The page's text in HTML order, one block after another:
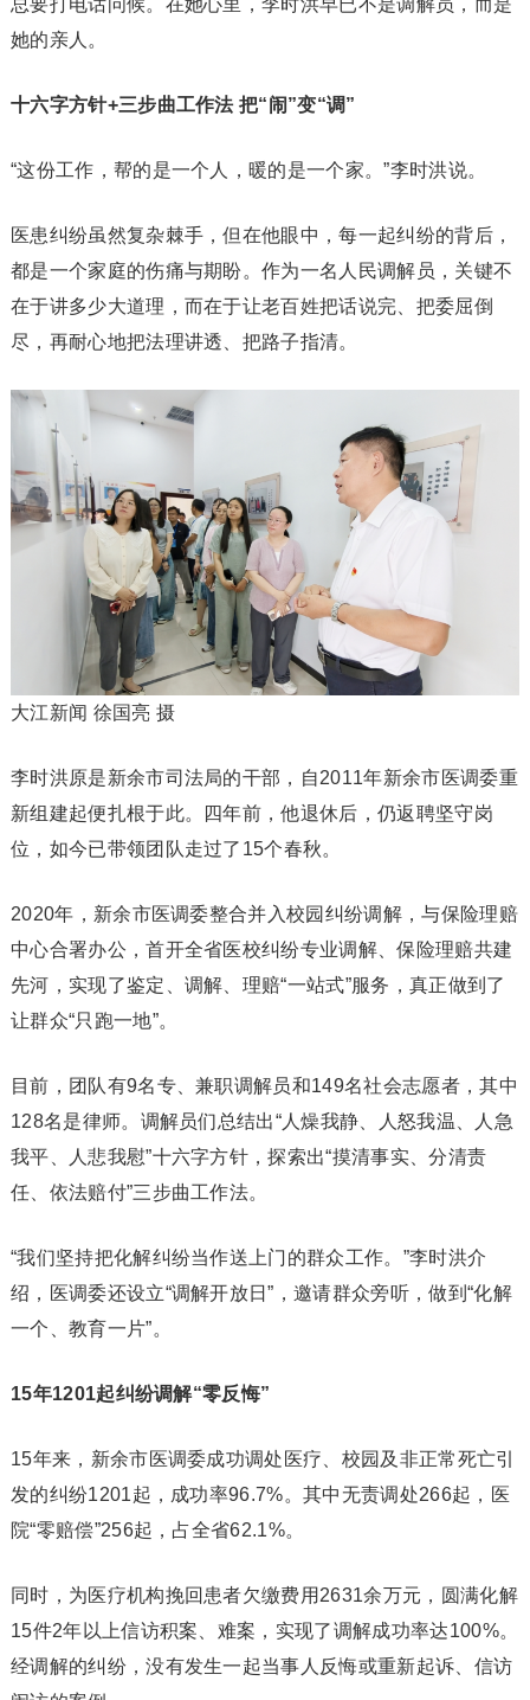
她的亲人。
十六字方针+三步曲工作法 把“闹”变“调”
“这份工作，帮的是一个人，暖的是一个家。”李时洪说。
医患纠纷虽然复杂棘手，但在他眼中，每一起纠纷的背后，
都是一个家庭的伤痛与期盼。作为一名人民调解员，关键不
在于讲多少大道理，而在于让老百姓把话说完、把委屈倒
尽，再耐心地把法理讲透、把路子指清。
大江新闻 徐国亮 摄
李时洪原是新余市司法局的干部，自2011年新余市医调委重
新组建起便扎根于此。四年前，他退休后，仍返聘坚守岗
位，如今已带领团队走过了15个春秋。
2020年，新余市医调委整合并入校园纠纷调解，与保险理赔
中心合署办公，首开全省医校纠纷专业调解、保险理赔共建
先河，实现了鉴定、调解、理赔“一站式”服务，真正做到了
让群众“只跑一地”。
目前，团队有9名专、兼职调解员和149名社会志愿者，其中
128名是律师。调解员们总结出“人燥我静、人怒我温、人急
我平、人悲我慰”十六字方针，探索出“摸清事实、分清责
任、依法赔付”三步曲工作法。
“我们坚持把化解纠纷当作送上门的群众工作。”李时洪介
绍，医调委还设立“调解开放日”，邀请群众旁听，做到“化解
一个、教育一片”。
15年1201起纠纷调解“零反悔”
15年来，新余市医调委成功调处医疗、校园及非正常死亡引
发的纠纷1201起，成功率96.7%。其中无责调处266起，医
院“零赔偿”256起，占全省62.1%。
同时，为医疗机构挽回患者欠缴费用2631余万元，圆满化解
15件2年以上信访积案、难案，实现了调解成功率达100%。
经调解的纠纷，没有发生一起当事人反悔或重新起诉、信访